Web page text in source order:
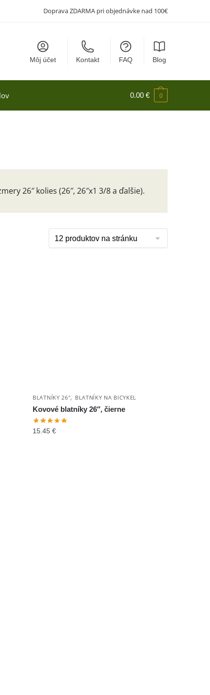
Doprava ZDARMA pri objednávke nad 100€
Môj účet Kontakt FAQ Blog
0.00 € 0
26″ kolies (26″, 26″x1 3/8 a ďalšie).
BLATNÍKY 26", BLATNÍKY NA BICYKEL
Kovové blatníky 26″, čierne
15.45€